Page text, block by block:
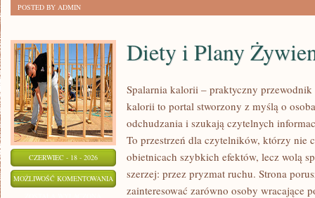
POSTED BY ADMIN
CZERWIEC - 18 - 2026
MOŻLIWOŚĆ KOMENTOWANIA DIETY
Diety i Plany
Spalarnia kalorii – praktyczny
kalorii to portal stworzony z myślą o
odchudzania i szukają czytelnych
To przestrzeń dla czytelników, którzy nie
obietnicach szybkich efektów, lecz wolą
szerzej: przez pryzmat ruchu. Strona
zainteresować zarówno osoby wracające